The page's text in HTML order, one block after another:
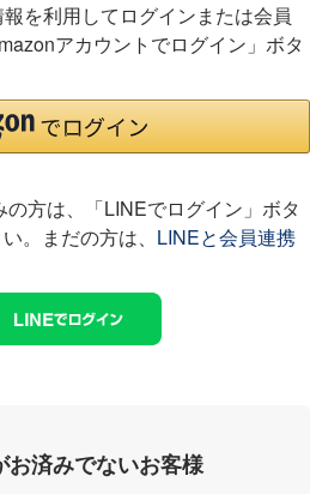
を利用してログインまたは会員
アカウントでログイン」ボタ
方は、「LINEでログイン」ボタ
。まだの方は、 LINEと会員連携
お済みでないお客様